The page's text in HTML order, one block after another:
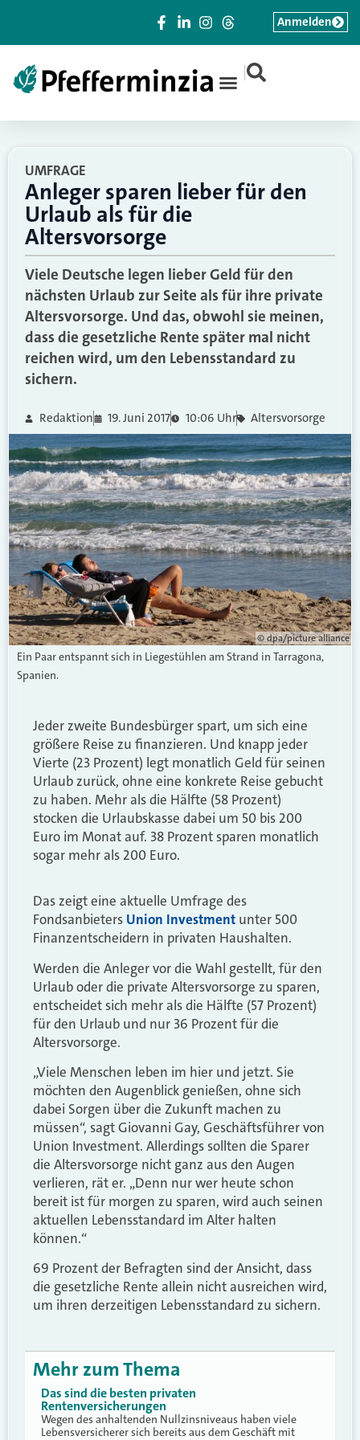
|
Anmelden
UMFRAGE
Anleger sparen lieber für den
Urlaub als für die
Altersvorsorge
Viele Deutsche legen lieber Geld für den
nächsten Urlaub zur Seite als für ihre private
Altersvorsorge. Und das, obwohl sie meinen,
dass die gesetzliche Rente später mal nicht
reichen wird, um den Lebensstandard zu
sichern.
Redaktion 19. Juni 2017 10:06 Uhr Altersvorsorge
© dpa/picture alliance
Ein Paar entspannt sich in Liegestühlen am Strand in Tarragona,
Spanien.
Jeder zweite Bundesbürger spart, um sich eine
größere Reise zu finanzieren. Und knapp jeder
Vierte (23 Prozent) legt monatlich Geld für seinen
Urlaub zurück, ohne eine konkrete Reise gebucht
zu haben. Mehr als die Hälfte (58 Prozent)
stocken die Urlaubskasse dabei um 50 bis 200
Euro im Monat auf. 38 Prozent sparen monatlich
sogar mehr als 200 Euro.
Das zeigt eine aktuelle Umfrage des
Fondsanbieters Union Investment unter 500
Finanzentscheidern in privaten Haushalten.
Werden die Anleger vor die Wahl gestellt, für den
Urlaub oder die private Altersvorsorge zu sparen,
entscheidet sich mehr als die Hälfte (57 Prozent)
für den Urlaub und nur 36 Prozent für die
Altersvorsorge.
„Viele Menschen leben im hier und jetzt. Sie
möchten den Augenblick genießen, ohne sich
dabei Sorgen über die Zukunft machen zu
müssen“, sagt Giovanni Gay, Geschäftsführer von
Union Investment. Allerdings sollten die Sparer
die Altersvorsorge nicht ganz aus den Augen
verlieren, rät er. „Denn nur wer heute schon
bereit ist für morgen zu sparen, wird auch seinen
aktuellen Lebensstandard im Alter halten
können.“
69 Prozent der Befragten sind der Ansicht, dass
die gesetzliche Rente allein nicht ausreichen wird,
um ihren derzeitigen Lebensstandard zu sichern.
Mehr zum Thema
Das sind die besten privaten
Rentenversicherungen
Wegen des anhaltenden Nullzinsniveaus haben viele
Lebensversicherer sich bereits aus dem Geschäft mit